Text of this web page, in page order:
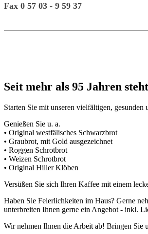
Fax 0 57 03 - 9 59 37
Seit mehr als 95 Jahren
Starten Sie mit unseren vielfältigen,
Genießen Sie u. a.
• Original westfälisches Schwarzbrot
• Graubrot, mit Gold ausgezeichnet
• Roggen Schrotbrot
• Weizen Schrotbrot
• Original Hiller Klöben
Versüßen Sie sich Ihren Kaffee mit einem
Haben Sie Feierlichkeiten im Haus? Gerne
unterbreiten Ihnen gerne ein Angebot - inkl.
Wir nehmen Ihnen die Arbeit ab! Bringen Sie